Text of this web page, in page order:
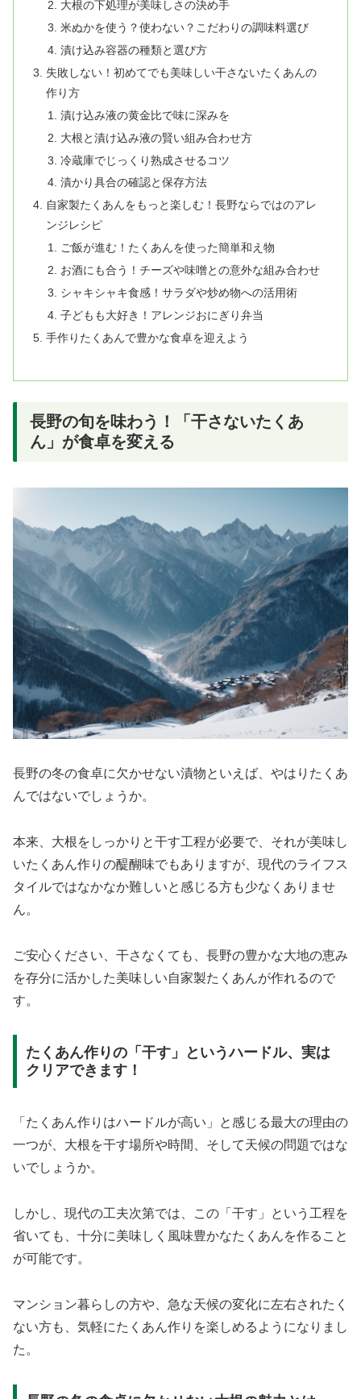
大根の下処理が美味しさの決め手
米ぬかを使う？使わない？こだわりの調味料選び
漬け込み容器の種類と選び方
失敗しない！初めてでも美味しい干さないたくあんの
作り方
漬け込み液の黄金比で味に深みを
大根と漬け込み液の賢い組み合わせ方
冷蔵庫でじっくり熟成させるコツ
漬かり具合の確認と保存方法
自家製たくあんをもっと楽しむ！長野ならではのアレ
ンジレシピ
ご飯が進む！たくあんを使った簡単和え物
お酒にも合う！チーズや味噌との意外な組み合わせ
シャキシャキ食感！サラダや炒め物への活用術
子どもも大好き！アレンジおにぎり弁当
手作りたくあんで豊かな食卓を迎えよう
長野の旬を味わう！「干さないたくあ
ん」が食卓を変える
長野の冬の食卓に欠かせない漬物といえば、やはりたくあ
んではないでしょうか。
本来、大根をしっかりと干す工程が必要で、それが美味し
いたくあん作りの醍醐味でもありますが、現代のライフス
タイルではなかなか難しいと感じる方も少なくありませ
ん。
ご安心ください、干さなくても、長野の豊かな大地の恵み
を存分に活かした美味しい自家製たくあんが作れるので
す。
たくあん作りの「干す」というハードル、実は
クリアできます！
「たくあん作りはハードルが高い」と感じる最大の理由の
一つが、大根を干す場所や時間、そして天候の問題ではな
いでしょうか。
しかし、現代の工夫次第では、この「干す」という工程を
省いても、十分に美味しく風味豊かなたくあんを作ること
が可能です。
マンション暮らしの方や、急な天候の変化に左右されたく
ない方も、気軽にたくあん作りを楽しめるようになりまし
た。